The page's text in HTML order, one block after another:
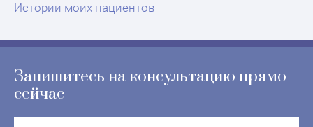
Истории моих пациентов
Запишитесь на консультацию прямо
сейчас